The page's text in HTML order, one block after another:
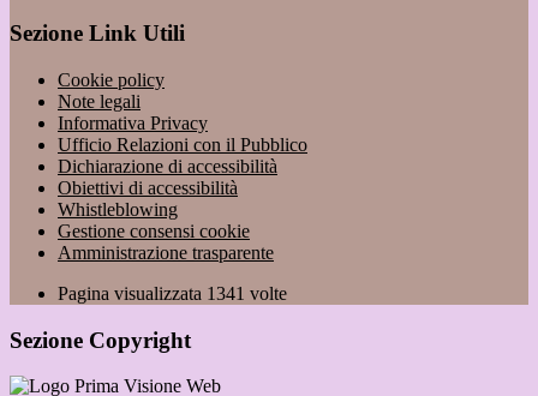
Sezione Link Utili
Cookie policy
Note legali
Informativa Privacy
Ufficio Relazioni con il Pubblico
Dichiarazione di accessibilità
Obiettivi di accessibilità
Whistleblowing
Gestione consensi cookie
Amministrazione trasparente
Pagina visualizzata 1341 volte
Sezione Copyright